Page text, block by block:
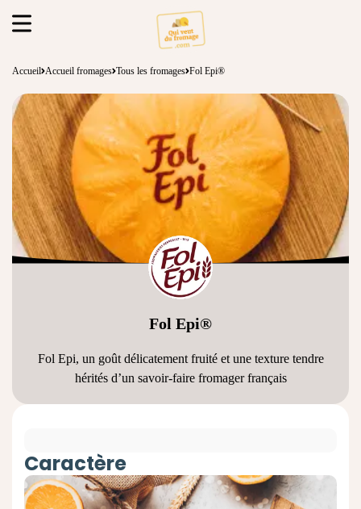
Accueil Accueil fromages Tous les fromages Fol Epi®
Fol Epi®
Fol Epi, un goût délicatement fruité et une texture tendre
hérités d’un savoir-faire fromager français
Caractère